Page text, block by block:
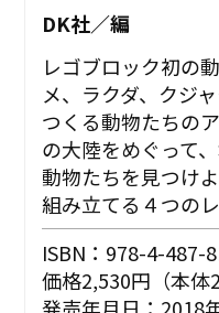
DK社／編
レゴブロック初の
メ、ラクダ、クジ
つくる動物たちの
の大陸をめぐって
動物たちを見つけ
組み立てる４つの
ISBN：978-4-487-
価格2,530円（本体